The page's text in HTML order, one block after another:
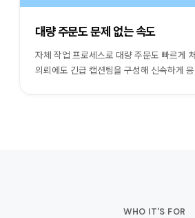
대량 주문도 문제 없는 속도
자체 작업 프로세스로 대량 주문도 빠르게
의뢰에도 긴급 캡션팀을 구성해 신속하게
WHO IT'S FOR